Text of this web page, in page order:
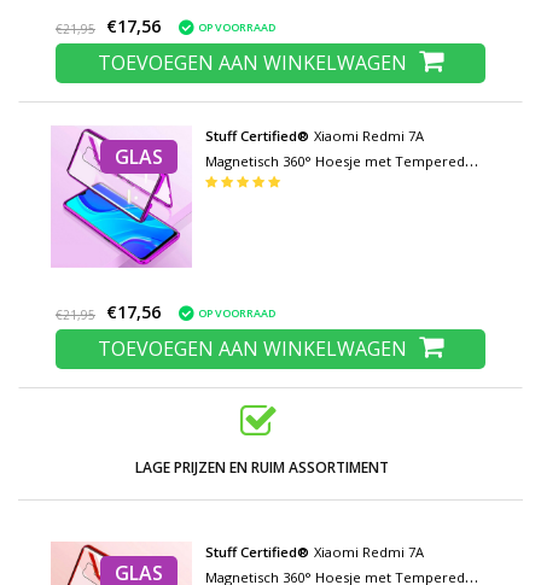
€21,95 €17,56 OP VOORRAAD
TOEVOEGEN AAN WINKELWAGEN
GLAS
Stuff Certified® Xiaomi Redmi 7A
Magnetisch 360° Hoesje met Tempered
Glass - Full Body Cover Hoesje +
€21,95 €17,56 OP VOORRAAD
TOEVOEGEN AAN WINKELWAGEN
LAGE PRIJZEN EN RUIM ASSORTIMENT
GLAS
Stuff Certified® Xiaomi Redmi 7A
Magnetisch 360° Hoesje met Tempered